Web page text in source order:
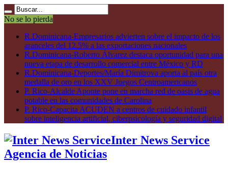
No se lo pierda
R.Dominicana-Empresarios advierten sobre el impacto de los
aranceles del 12.5% a las exportaciones nacionales
R.Dominicana-Roberto Álvarez destaca oportunidad para una
nueva etapa de desarrollo comercial entre México y RD
R.Dominicana-Deportes/María Dimitrova aporta al país otra
medalla de oro en los XXV Juegos Centroamericanos
P. Rico-Alcalde Aponte pone en marcha red de oasis de agua
potable en las comunidades de Carolina
P. Rico-Capacita ACUDEN a centros de cuidado infantil
sobre inteligencia artificial, ciberpsicología y seguridad digital
Inter News Service
Agencia de Noticias